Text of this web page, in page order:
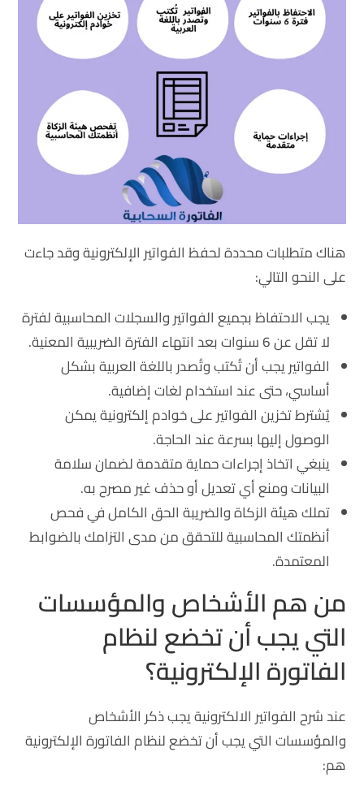
هناك متطلبات محددة لحفظ الفواتير الإلكترونية وقد جاءت
على النحو التالي:
يجب الاحتفاظ بجميع الفواتير والسجلات المحاسبية لفترة
لا تقل عن 6 سنوات بعد انتهاء الفترة الضريبية المعنية.
الفواتير يجب أن تُكتب وتُصدر باللغة العربية بشكل
أساسي، حتى عند استخدام لغات إضافية.
يُشترط تخزين الفواتير على خوادم إلكترونية يمكن
الوصول إليها بسرعة عند الحاجة.
ينبغي اتخاذ إجراءات حماية متقدمة لضمان سلامة
البيانات ومنع أي تعديل أو حذف غير مصرح به.
تملك هيئة الزكاة والضريبة الحق الكامل في فحص
أنظمتك المحاسبية للتحقق من مدى التزامك بالضوابط
المعتمدة.
من هم الأشخاص والمؤسسات
التي يجب أن تخضع لنظام
الفاتورة الإلكترونية؟
عند شرح الفواتير الالكترونية يجب ذكر الأشخاص
والمؤسسات التي يجب أن تخضع لنظام الفاتورة الإلكترونية
هم: